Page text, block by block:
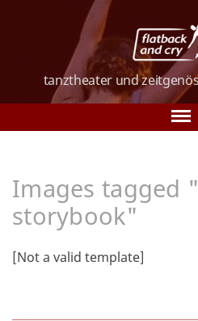
tanztheater und
Über
Images tagged
storybook"
[Not a valid template]